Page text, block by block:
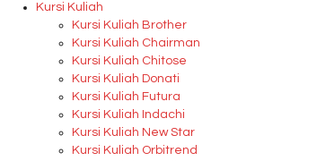
Kursi Kuliah
Kursi Kuliah Brother
Kursi Kuliah Chairman
Kursi Kuliah Chitose
Kursi Kuliah Donati
Kursi Kuliah Futura
Kursi Kuliah Indachi
Kursi Kuliah New Star
Kursi Kuliah Orbitrend